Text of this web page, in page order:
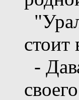
стоит
-